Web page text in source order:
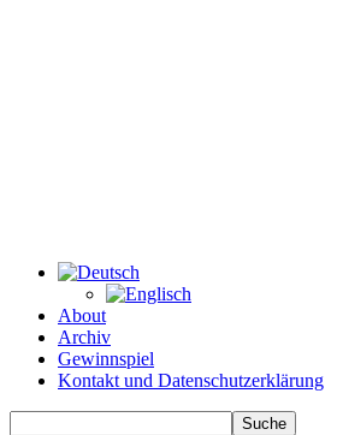
About
Archiv
Gewinnspiel
Kontakt und Datenschutzerklärung